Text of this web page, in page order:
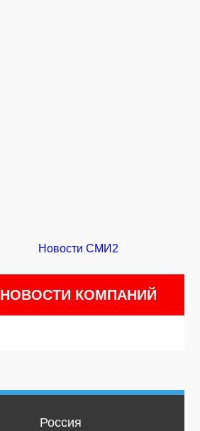
Новости СМИ2
НОВОСТИ КОМПАНИЙ
Россия